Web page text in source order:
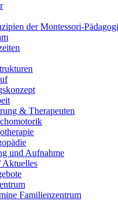
der Montessori-
& Therapeuten
und Aufnahme
Aktuelles
Familienzentrum